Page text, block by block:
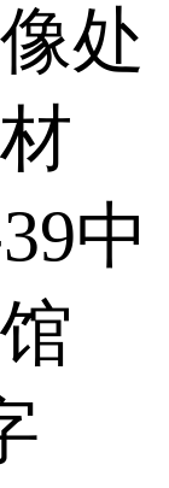
处
中